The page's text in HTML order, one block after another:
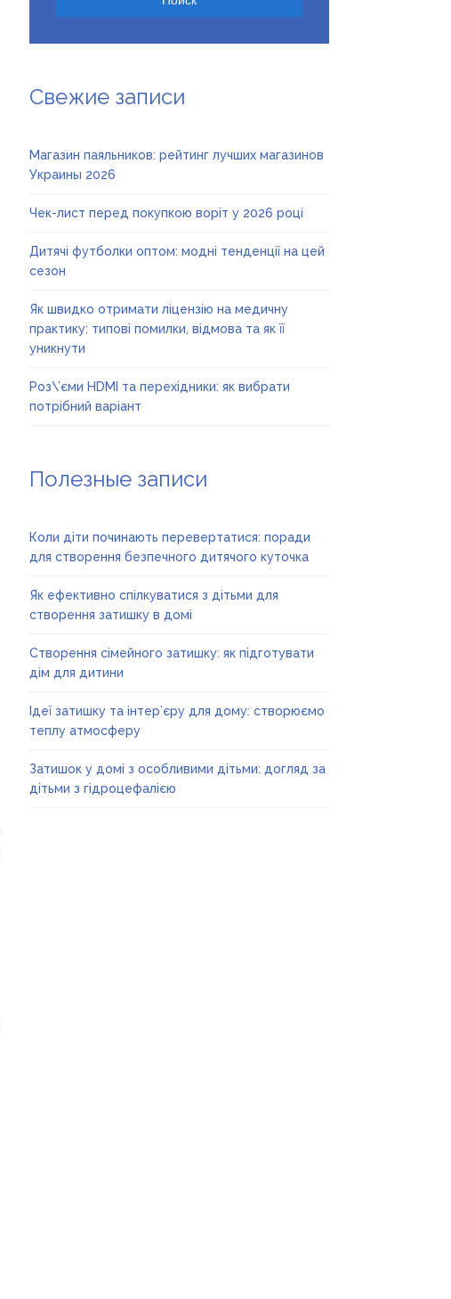
Свежие записи
Магазин паяльников: рейтинг лучших магазинов
Украины 2026
Чек-лист перед покупкою воріт у 2026 році
Дитячі футболки оптом: модні тенденції на цей
сезон
Як швидко отримати ліцензію на медичну
практику: типові помилки, відмова та як її
уникнути
Роз\’єми HDMI та перехідники: як вибрати
потрібний варіант
Полезные записи
Коли діти починають перевертатися: поради
для створення безпечного дитячого куточка
Як ефективно спілкуватися з дітьми для
створення затишку в домі
Створення сімейного затишку: як підготувати
дім для дитини
Ідеї затишку та інтер’єру для дому: створюємо
теплу атмосферу
Затишок у домі з особливими дітьми: догляд за
дітьми з гідроцефалією